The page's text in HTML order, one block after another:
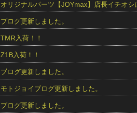
オリジナルパーツ【JOYmax】店長イチオ
ブログ更新しました。
TMR入荷！！
Z1B入荷！！
ブログ更新しました。
モトジョイブログ更新しました。
ブログ更新しました。